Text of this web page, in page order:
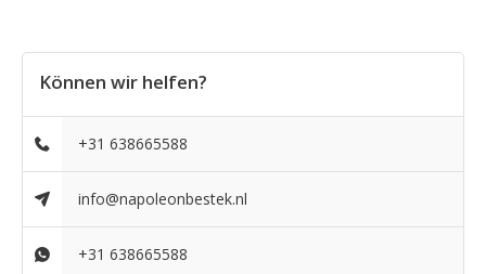
Können wir helfen?
+31 638665588
info@napoleonbestek.nl
+31 638665588